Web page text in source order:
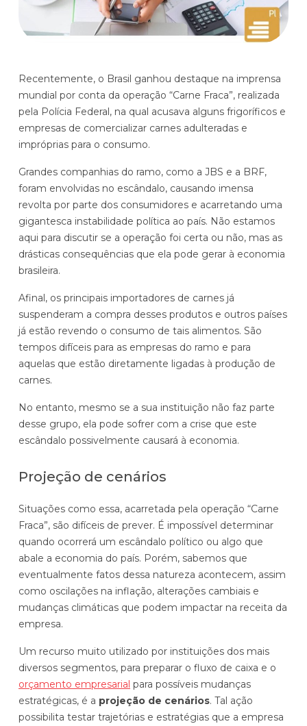
Prophix Fluxo (Cash Management)
de caixa.
Complexidade de gestão de caixa baixa e média
Empresas que faturam entre R$30M e R$200M por ano
Demonstração Gratuita
Plataforma Financeira com IA
Automatize planejamento, fechamento e
análises com inteligência artificial integrada.
Complexidade Alta
Empresas que faturam acima de R$200M por ano
Conheça o produto
Demonstração Gratuita
orçamentária
Distribuição e Logística
Recentemente, o Brasil ganhou destaque na imprensa
mundial por conta da operação “Carne Fraca”, realizada
pela Polícia Federal, na qual acusava alguns frigoríficos e
empresas de comercializar carnes adulteradas e
impróprias para o consumo.
Grandes companhias do ramo, como a JBS e a BRF,
foram envolvidas no escândalo, causando imensa
revolta por parte dos consumidores e acarretando uma
gigantesca instabilidade política ao país. Não estamos
aqui para discutir se a operação foi certa ou não, mas as
drásticas consequências que ela pode gerar à economia
brasileira.
Afinal, os principais importadores de carnes já
suspenderam a compra desses produtos e outros países
já estão revendo o consumo de tais alimentos. São
tempos difíceis para as empresas do ramo e para
aquelas que estão diretamente ligadas à produção de
carnes.
No entanto, mesmo se a sua instituição não faz parte
desse grupo, ela pode sofrer com a crise que este
escândalo possivelmente causará à economia.
Projeção de cenários
Situações como essa, acarretada pela operação “Carne
Fraca”, são difíceis de prever. É impossível determinar
quando ocorrerá um escândalo político ou algo que
abale a economia do país. Porém, sabemos que
eventualmente fatos dessa natureza acontecem, assim
como oscilações na inflação, alterações cambiais e
mudanças climáticas que podem impactar na receita da
empresa.
Um recurso muito utilizado por instituições dos mais
diversos segmentos, para preparar o fluxo de caixa e o
orçamento empresarial para possíveis mudanças
estratégicas, é a projeção de cenários. Tal ação
possibilita testar trajetórias e estratégias que a empresa